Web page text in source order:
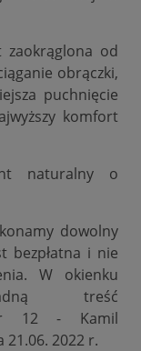
zaokrąglona od
obrączki,
puchnięcie
komfort
naturalny o
dowolny
bezpłatna i nie
W okienku
treść
12 - Kamil
21.06. 2022 r.